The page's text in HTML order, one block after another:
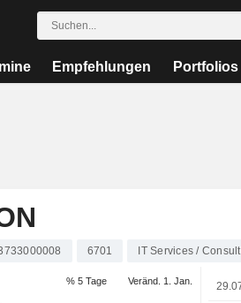
Empfehlungen Portfolios
6701 IT Services /
% 5 Tage Veränd. 1. Jan.